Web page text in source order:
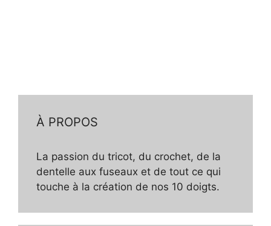
À PROPOS
La passion du tricot, du crochet, de la
dentelle aux fuseaux et de tout ce qui
touche à la création de nos 10 doigts.